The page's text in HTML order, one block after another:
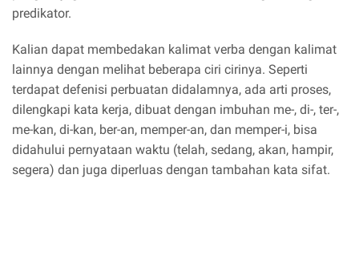
predikator.
Kalian dapat membedakan kalimat verba dengan kalimat
lainnya dengan melihat beberapa ciri cirinya. Seperti
terdapat defenisi perbuatan didalamnya, ada arti proses,
dilengkapi kata kerja, dibuat dengan imbuhan me-, di-, ter-,
me-kan, di-kan, ber-an, memper-an, dan memper-i, bisa
didahului pernyataan waktu (telah, sedang, akan, hampir,
segera) dan juga diperluas dengan tambahan kata sifat.